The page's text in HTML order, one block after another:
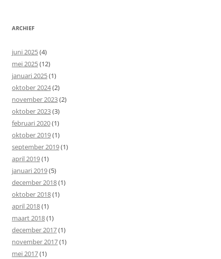
ARCHIEF
juni 2025(4)
mei 2025(12)
januari 2025(1)
oktober 2024(2)
november 2023(2)
oktober 2023(3)
februari 2020(1)
oktober 2019(1)
september 2019(1)
april 2019(1)
januari 2019(5)
december 2018(1)
oktober 2018(1)
april 2018(1)
maart 2018(1)
december 2017(1)
november 2017(1)
mei 2017(1)